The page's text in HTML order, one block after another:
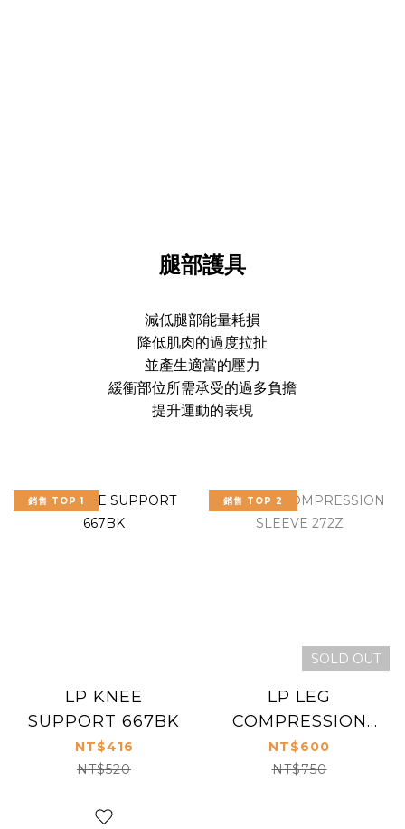
腿部護具
減低腿部能量耗損
降低肌肉的過度拉扯
並產生適當的壓力
緩衝部位所需承受的過多負擔
提升運動的表現
銷售 TOP 1
LP KNEE
SUPPORT 667BK
NT$416
NT$520
銷售 TOP 2
SOLD OUT
LP LEG
COMPRESSION
SLEEVE 272Z
NT$600
NT$750